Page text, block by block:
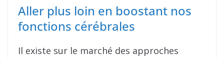
Aller plus loin en boostant nos
fonctions cérébrales
Il existe sur le marché des approches